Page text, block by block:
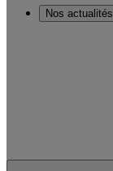
Nos actualités